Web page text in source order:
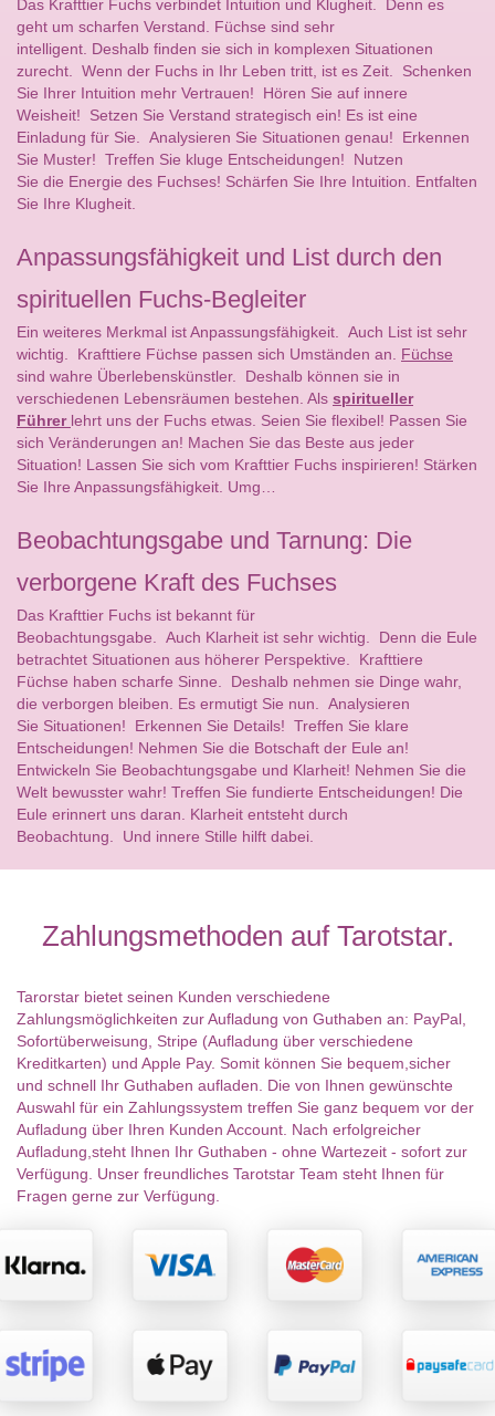
Das Krafttier Fuchs verbindet Intuition und Klugheit. Denn es
geht um scharfen Verstand. Füchse sind sehr
intelligent. Deshalb finden sie sich in komplexen Situationen
zurecht. Wenn der Fuchs in Ihr Leben tritt, ist es Zeit. Schenken
Sie Ihrer Intuition mehr Vertrauen! Hören Sie auf innere
Weisheit! Setzen Sie Verstand strategisch ein! Es ist eine
Einladung für Sie. Analysieren Sie Situationen genau! Erkennen
Sie Muster! Treffen Sie kluge Entscheidungen! Nutzen
Sie die Energie des Fuchses! Schärfen Sie Ihre Intuition. Entfalten
Sie Ihre Klugheit.
Anpassungsfähigkeit und List durch den
spirituellen Fuchs-Begleiter
Ein weiteres Merkmal ist Anpassungsfähigkeit. Auch List ist sehr
wichtig. Krafttiere Füchse passen sich Umständen an. Füchse
sind wahre Überlebenskünstler. Deshalb können sie in
verschiedenen Lebensräumen bestehen. Als spiritueller
Führer lehrt uns der Fuchs etwas. Seien Sie flexibel! Passen Sie
sich Veränderungen an! Machen Sie das Beste aus jeder
Situation! Lassen Sie sich vom Krafttier Fuchs inspirieren! Stärken
Sie Ihre Anpassungsfähigkeit. Umg…
Beobachtungsgabe und Tarnung: Die
verborgene Kraft des Fuchses
Das Krafttier Fuchs ist bekannt für
Beobachtungsgabe. Auch Klarheit ist sehr wichtig. Denn die Eule
betrachtet Situationen aus höherer Perspektive. Krafttiere
Füchse haben scharfe Sinne. Deshalb nehmen sie Dinge wahr,
die verborgen bleiben. Es ermutigt Sie nun. Analysieren
Sie Situationen! Erkennen Sie Details! Treffen Sie klare
Entscheidungen! Nehmen Sie die Botschaft der Eule an!
Entwickeln Sie Beobachtungsgabe und Klarheit! Nehmen Sie die
Welt bewusster wahr! Treffen Sie fundierte Entscheidungen! Die
Eule erinnert uns daran. Klarheit entsteht durch
Beobachtung. Und innere Stille hilft dabei.
Zahlungsmethoden auf Tarotstar.
Tarorstar bietet seinen Kunden verschiedene
Zahlungsmöglichkeiten zur Aufladung von Guthaben an: PayPal,
Sofortüberweisung, Stripe (Aufladung über verschiedene
Kreditkarten) und Apple Pay. Somit können Sie bequem,sicher
und schnell Ihr Guthaben aufladen. Die von Ihnen gewünschte
Auswahl für ein Zahlungssystem treffen Sie ganz bequem vor der
Aufladung über Ihren Kunden Account. Nach erfolgreicher
Aufladung,steht Ihnen Ihr Guthaben - ohne Wartezeit - sofort zur
Verfügung. Unser freundliches Tarotstar Team steht Ihnen für
Fragen gerne zur Verfügung.